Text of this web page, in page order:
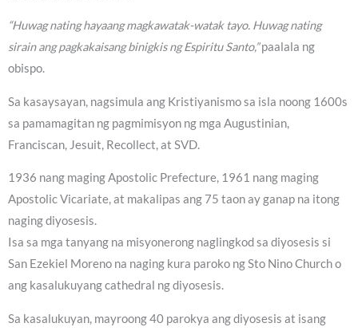
“Huwag nating hayaang magkawatak-watak tayo. Huwag nating
sirain ang pagkakaisang binigkis ng Espiritu Santo,”paalala ng
obispo.
Sa kasaysayan, nagsimula ang Kristiyanismo sa isla noong 1600s
sa pamamagitan ng pagmimisyon ng mga Augustinian,
Franciscan, Jesuit, Recollect, at SVD.
1936 nang maging Apostolic Prefecture, 1961 nang maging
Apostolic Vicariate, at makalipas ang 75 taon ay ganap na itong
naging diyosesis.
Isa sa mga tanyang na misyonerong naglingkod sa diyosesis si
San Ezekiel Moreno na naging kura paroko ng Sto Nino Church o
ang kasalukuyang cathedral ng diyosesis.
Sa kasalukuyan, mayroong 40 parokya ang diyosesis at isang